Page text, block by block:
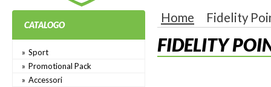
CATALOGO
Sport
Promotional Pack
Accessori
Home Fidelity
FIDELITY